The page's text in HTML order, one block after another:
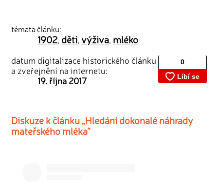
témata článku:
1902 děti výživa mléko
datum digitalizace historického článku
a zveřejnění na internetu:
19. října 2017
Diskuze k článku „Hledání dokonalé náhrady
mateřského mléka“